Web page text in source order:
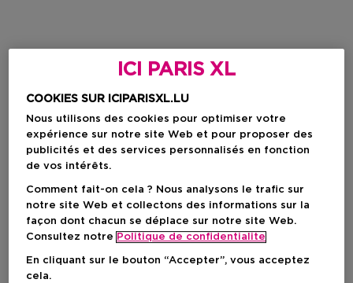
ICI PARIS XL
COOKIES SUR ICIPARISXL.LU
Nous utilisons des cookies pour optimiser votre
expérience sur notre site Web et pour proposer des
publicités et des services personnalisés en fonction
de vos intérêts.
Comment fait-on cela ? Nous analysons le trafic sur
notre site Web et collectons des informations sur la
façon dont chacun se déplace sur notre site Web.
Consultez notre Politique de confidentialite
En cliquant sur le bouton “Accepter”, vous acceptez
cela.